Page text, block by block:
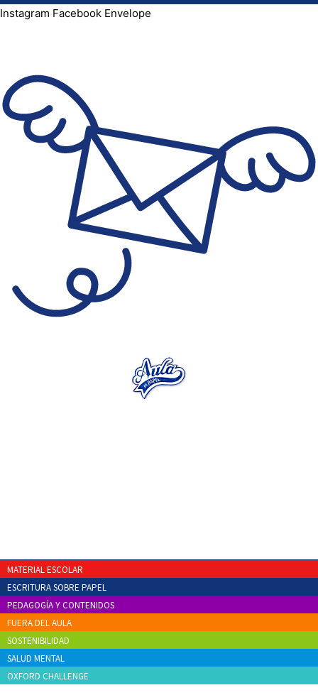
Instagram Facebook Envelope
MATERIAL ESCOLAR
ESCRITURA SOBRE PAPEL
PEDAGOGÍA Y CONTENIDOS
FUERA DEL AULA
SOSTENIBILIDAD
SALUD MENTAL
OXFORD CHALLENGE